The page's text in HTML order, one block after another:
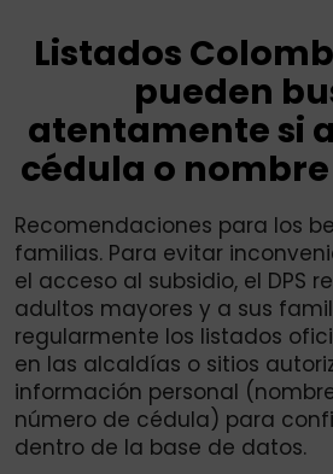
Listados
pueden
atentamente si
cédula o
Recomendaciones para los
familias. Para evitar
el acceso al subsidio, el DPS
adultos mayores y a sus
regularmente los listados
en las alcaldías o sitios
información personal
número de cédula) para
dentro de la base de datos.